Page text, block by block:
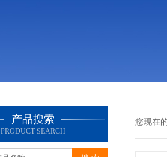
产品搜索
PRODUCT SEARCH
您现在